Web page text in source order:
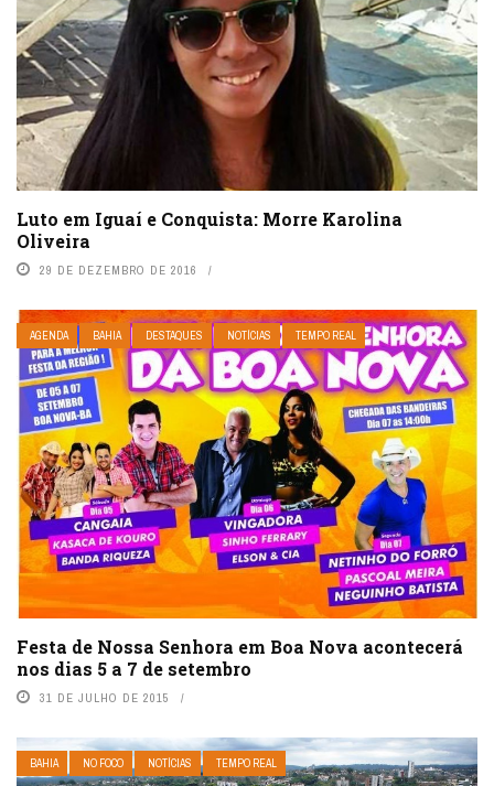
Luto em Iguaí e Conquista: Morre Karolina
Oliveira
29 DE DEZEMBRO DE 2016
AGENDA BAHIA DESTAQUES NOTÍCIAS TEMPO REAL
Festa de Nossa Senhora em Boa Nova acontecerá
nos dias 5 a 7 de setembro
31 DE JULHO DE 2015
BAHIA NO FOCO NOTÍCIAS TEMPO REAL